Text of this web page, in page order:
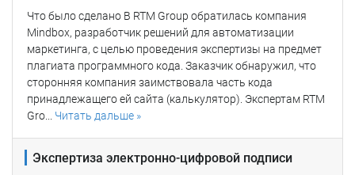
Что было сделано В RTM Group обратилась компания
Mindbox, разработчик решений для автоматизации
маркетинга, с целью проведения экспертизы на предмет
плагиата программного кода. Заказчик обнаружил, что
сторонняя компания заимствовала часть кода
принадлежащего ей сайта (калькулятор). Экспертам RTM
Gro... Читать дальше »
Экспертиза электронно-цифровой подписи